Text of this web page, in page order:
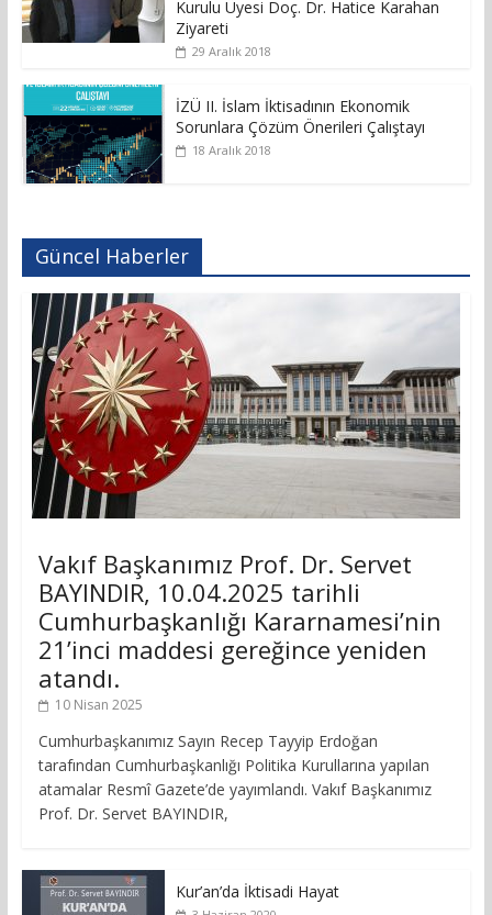
Kurulu Üyesi Doç. Dr. Hatice Karahan
Ziyareti
29 Aralık 2018
İZÜ II. İslam İktisadının Ekonomik
Sorunlara Çözüm Önerileri Çalıştayı
18 Aralık 2018
Güncel Haberler
Vakıf Başkanımız Prof. Dr. Servet
BAYINDIR, 10.04.2025 tarihli
Cumhurbaşkanlığı Kararnamesi’nin
21’inci maddesi gereğince yeniden
atandı.
10 Nisan 2025
Cumhurbaşkanımız Sayın Recep Tayyip Erdoğan
tarafından Cumhurbaşkanlığı Politika Kurullarına yapılan
atamalar Resmî Gazete’de yayımlandı. Vakıf Başkanımız
Prof. Dr. Servet BAYINDIR,
Kur’an’da İktisadi Hayat